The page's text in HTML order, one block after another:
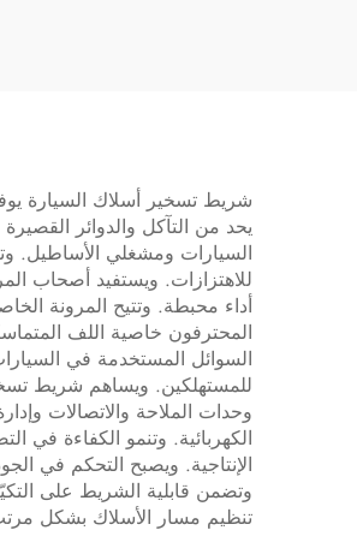
شريط تسخير أسلاك السيارة
يحد من التآكل والدوائر
السيارات ومشغلي الأساطيل.
للاهتزازات. ويستفيد أصحاب
أداء محبطة. وتتيح المرونة
المحترفون خاصية اللف
السوائل المستخدمة في
للمستهلكين. ويساهم شريط
وحدات الملاحة والاتصالات
الكهربائية. وتنمو الكفاءة
الإنتاجية. ويصبح التحكم في
وتضمن قابلية الشريط على
تنظيم مسار الأسلاك بشكل